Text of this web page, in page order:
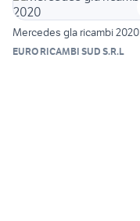
Mercedes gla ricambi 2020
EURO RICAMBI SUD S.R.L